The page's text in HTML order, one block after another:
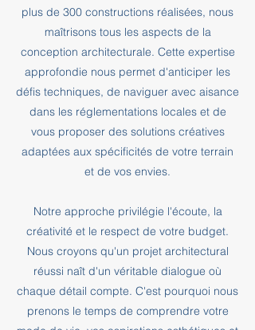
plus de 300 constructions réalisées, nous
maîtrisons tous les aspects de la
conception architecturale. Cette expertise
approfondie nous permet d'anticiper les
défis techniques, de naviguer avec aisance
dans les réglementations locales et de
vous proposer des solutions créatives
adaptées aux spécificités de votre terrain
et de vos envies.
Notre approche privilégie l'écoute, la
créativité et le respect de votre budget.
Nous croyons qu'un projet architectural
réussi naît d'un véritable dialogue où
chaque détail compte. C'est pourquoi nous
prenons le temps de comprendre votre